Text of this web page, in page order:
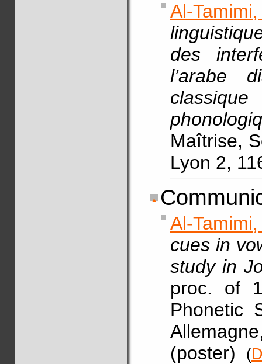
Al-
des
l’arabe
Maîtrise,
Lyon 2,
Al-
cues in
study in
proc. of
Phonetic
(poster)
(